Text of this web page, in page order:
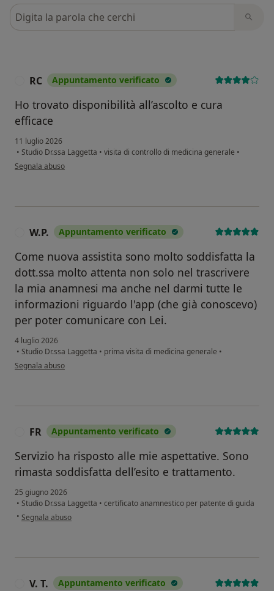
Cerca nelle recensioni
RC Appuntamento verificato
Ho trovato disponibilità all’ascolto e cura
efficace
11 luglio 2026
• Studio Dr.ssa Laggetta • visita di controllo di medicina generale •
secondo l'opinione dell'utente RC
Segnala abuso
W.P. Appuntamento verificato
Come nuova assistita sono molto soddisfatta la
dott.ssa molto attenta non solo nel trascrivere
la mia anamnesi ma anche nel darmi tutte le
informazioni riguardo l'app (che già conoscevo)
per poter comunicare con Lei.
4 luglio 2026
• Studio Dr.ssa Laggetta • prima visita di medicina generale •
secondo l'opinione dell'utente W.P.
Segnala abuso
FR Appuntamento verificato
Servizio ha risposto alle mie aspettative. Sono
rimasta soddisfatta dell’esito e trattamento.
25 giugno 2026
• Studio Dr.ssa Laggetta • certificato anamnestico per patente di guida
• secondo l'opinione dell'utente FR
Segnala abuso
V. T. Appuntamento verificato